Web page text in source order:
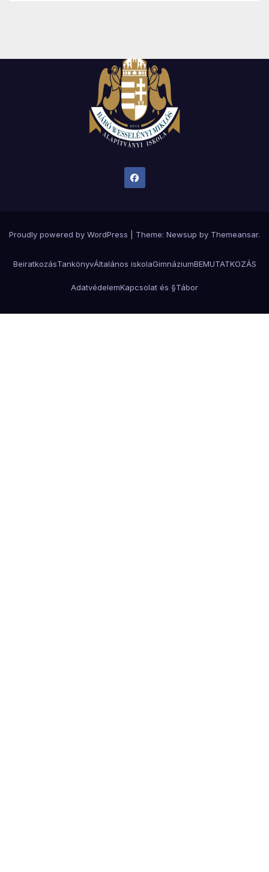
Proudly powered by WordPress Theme: Newsup by Themeansar.
BeiratkozásTankönyvÁltalános iskolaGimnáziumBEMUTATKOZÁS
AdatvédelemKapcsolat és §Tábor